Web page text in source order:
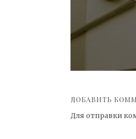
ДОБАВИТЬ
Для отправки